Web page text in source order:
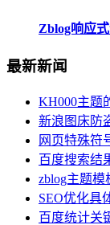
Zblog响应
最新新闻
KH000主题
新浪图床防
网页特殊符
百度搜索结
zblog主题
SEO优化具
百度统计关